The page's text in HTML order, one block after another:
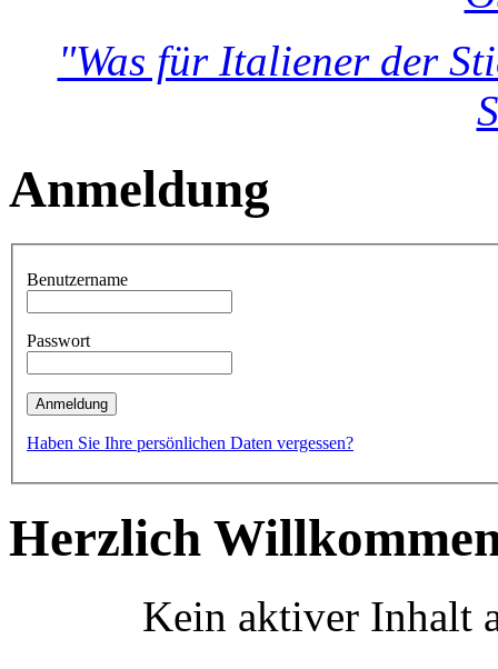
"Was für Italiener der
Anmeldung
Benutzername
Passwort
Haben Sie Ihre persönlichen Daten vergessen?
Herzlich
Kein aktiver Inhalt